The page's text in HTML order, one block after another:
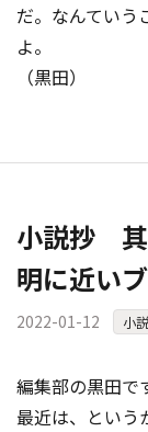
だ。なんてい
よ。
（黒田）
小説抄 其
明に近い
2022-01-12 小
編集部の黒田で
最近は、という